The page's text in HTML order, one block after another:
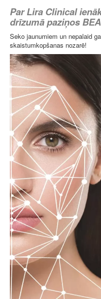
Par Lira Clinical
drīzumā paziņos
Seko jaunumiem un nepalaid
skaistumkopšanas nozarē!